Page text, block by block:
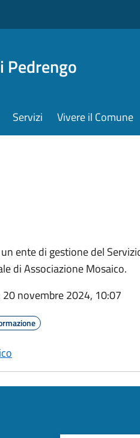
Pedrengo
Servizi Vivere il Comune
ente di gestione del
di Associazione Mosaico.
20 novembre 2024, 10:07